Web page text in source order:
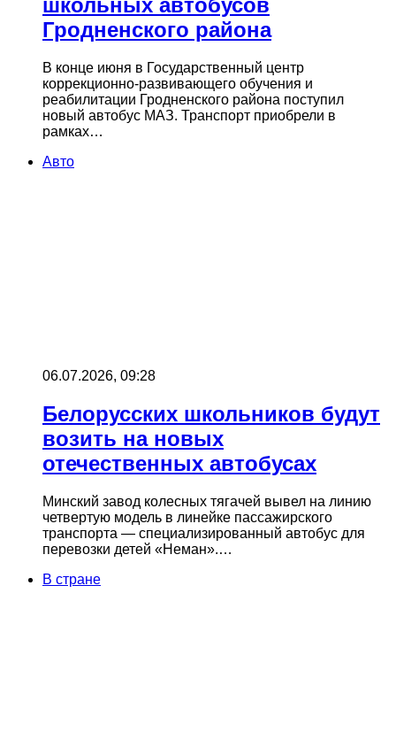
Гродненского района
В конце июня в Государственный центр
коррекционно-развивающего обучения и
реабилитации Гродненского района поступил
новый автобус МАЗ. Транспорт приобрели в
рамках…
Авто
06.07.2026, 09:28
Белорусских школьников будут
возить на новых
отечественных автобусах
Минский завод колесных тягачей вывел на линию
четвертую модель в линейке пассажирского
транспорта — специализированный автобус для
перевозки детей «Неман».…
В стране